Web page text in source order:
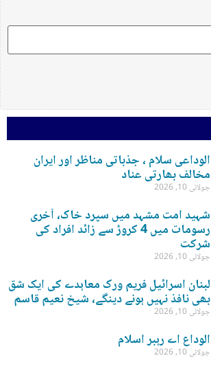
الوداعی سلام ، جذباتی مناظر اور ایران
مخالف بھارتی عناد
جولائی 10, 2026
شہید امت مشہد میں سپرد خاک، آخری
رسومات میں 4 کروڑ سے زائد افراد کی
شرکت
جولائی 10, 2026
لبنان اسرائیل فریم ورک معاہدے کی ایک شق
بھی نافذ نہیں ہونے دینگے، شیخ نعیم قاسم
جولائی 10, 2026
الوداع اے رہبر اسلام
جولائی 10, 2026